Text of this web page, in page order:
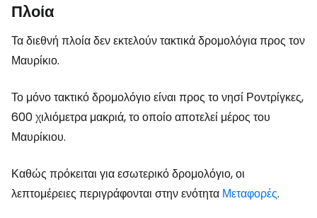
Πλοία
Τα διεθνή πλοία δεν εκτελούν τακτικά δρομολόγια προς τον
Μαυρίκιο.
Το μόνο τακτικό δρομολόγιο είναι προς το νησί Ροντρίγκες,
600 χιλιόμετρα μακριά, το οποίο αποτελεί μέρος του
Μαυρίκιου.
Καθώς πρόκειται για εσωτερικό δρομολόγιο, οι
λεπτομέρειες περιγράφονται στην ενότητα Μεταφορές.